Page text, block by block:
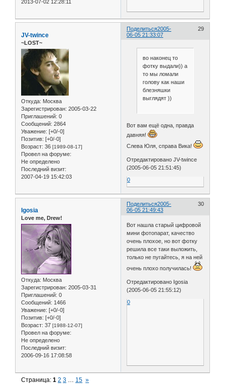
2013-07-02 12:28:11
Поделиться 29
2005-
06-05 21:33:07
JV-twince
~LOST~
Откуда: Москва
Зарегистрирован: 2005-03-22
Приглашений: 0
Сообщений: 2864
Уважение: [+0/-0]
Позитив: [+0/-0]
Возраст: 36 [1989-08-17]
Провел на форуме:
Не определено
Последний визит:
2007-04-19 15:42:03
во наконец то
фотку выдали)) а
то мы ломали
голову как наши
блезняшки
выглядят ))
Вот вам ещё одна, правда
давняя!
Слева Юля, справа Вика!
Отредактировано JV-twince
(2005-06-05 21:51:45)
0
Поделиться 30
2005-
06-05 21:49:43
Igosia
Love me, Drew!
Откуда: Москва
Зарегистрирован: 2005-03-31
Приглашений: 0
Сообщений: 1466
Уважение: [+0/-0]
Позитив: [+0/-0]
Возраст: 37 [1988-12-07]
Провел на форуме:
Не определено
Последний визит:
2006-09-16 17:08:58
Вот нашла старый цифровой
мини фотопарат, качество
очень плохое, но вот фотку
решила все таки выложить,
только не пугайтесь, я на ней
очень плохо получилась!
Отредактировано Igosia
(2005-06-05 21:55:12)
0
Страница:1 2 3 … 15 »